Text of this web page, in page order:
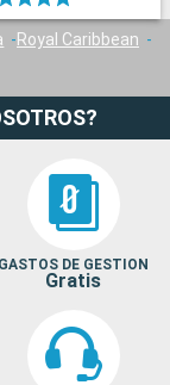
Royal Caribbean
GASTOS DE GESTION
Gratis